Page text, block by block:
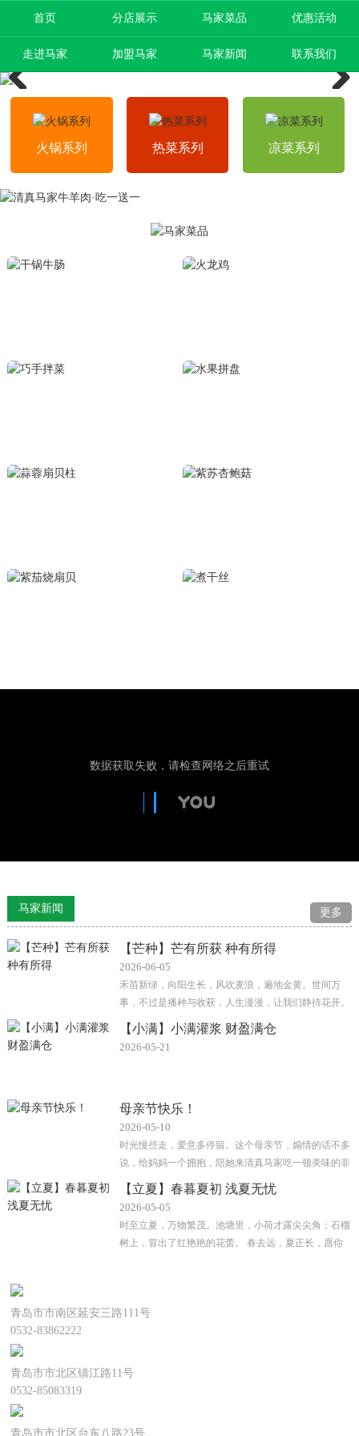
首页 分店展示 马家菜品 优惠活动
走进马家 加盟马家 马家新闻 联系我们
Previous Next
火锅系列 热菜系列 凉菜系列
马家新闻 更多
【芒种】芒有所获 种有所得
2026-06-05
禾苗新绿，向阳生长，风吹麦浪，遍地金黄。世间万
事，不过是播种与收获，人生漫漫，让我们静待花开。
今日芒种，年之将半，盛夏已···
【小满】小满灌浆 财盈满仓
2026-05-21
母亲节快乐！
2026-05-10
时光慢些走，爱意多停留。这个母亲节，煽情的话不多
说，给妈妈一个拥抱，陪她来清真马家吃一顿美味的非
遗火锅，简单聊聊家常就很···
【立夏】春暮夏初 浅夏无忧
2026-05-05
时至立夏，万物繁茂。池塘里，小荷才露尖尖角；石榴
树上，冒出了红艳艳的花蕾。 春去远，夏正长，愿你
青岛市市南区延安三路111号
0532-83862222
青岛市市北区镇江路11号
0532-85083319
青岛市市北区台东八路23号